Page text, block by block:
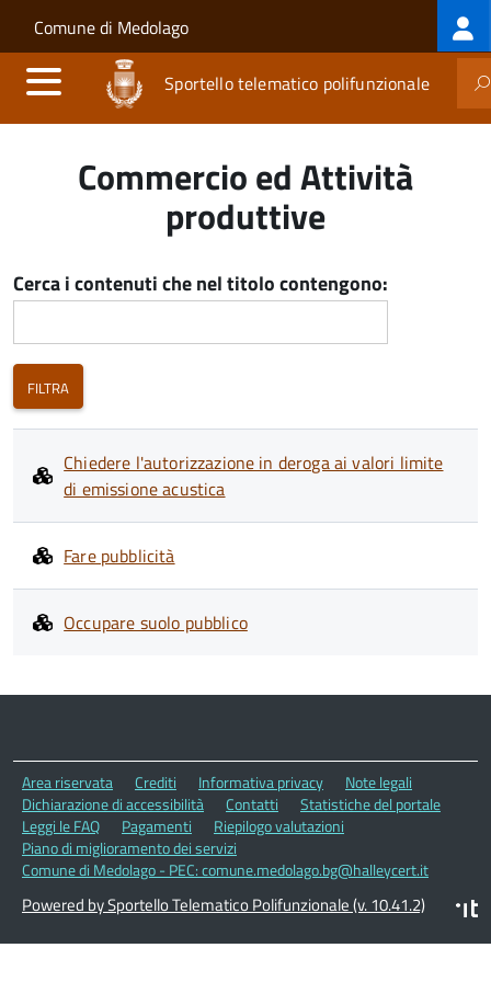
Salta al contenuto principale
Skip to site navigation
Comune di Medolago
Sportello telematico polifunzionale
Commercio ed Attività
produttive
Cerca i contenuti che nel titolo contengono:
Chiedere l'autorizzazione in deroga ai valori limite
di emissione acustica
Fare pubblicità
Occupare suolo pubblico
Area riservata Crediti Informativa privacy
Note legali
Dichiarazione di accessibilità
Contatti
Statistiche del portale
Leggi le FAQ
Pagamenti
Riepilogo valutazioni
Piano di miglioramento dei servizi
Comune di Medolago - PEC: comune.medolago.bg@halleycert.it
Powered by Sportello Telematico Polifunzionale (v. 10.41.2)